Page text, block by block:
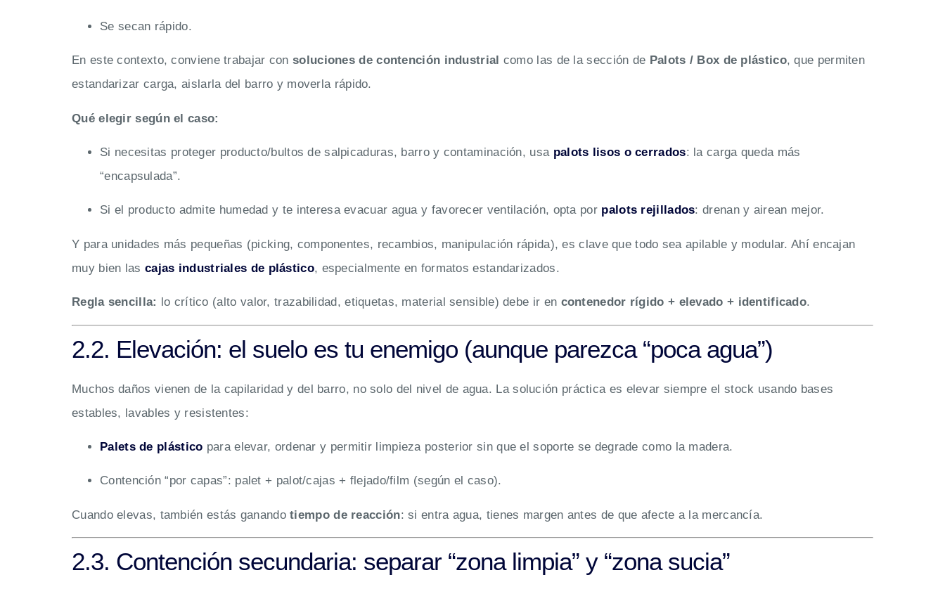
Se secan rápido.
En este contexto, conviene trabajar con soluciones de contención industrial como las de la sección de Palots / Box de plástico, que permiten
estandarizar carga, aislarla del barro y moverla rápido.
Qué elegir según el caso:
Si necesitas proteger producto/bultos de salpicaduras, barro y contaminación, usa palots lisos o cerrados: la carga queda más
“encapsulada”.
Si el producto admite humedad y te interesa evacuar agua y favorecer ventilación, opta por palots rejillados: drenan y airean mejor.
Y para unidades más pequeñas (picking, componentes, recambios, manipulación rápida), es clave que todo sea apilable y modular. Ahí encajan
muy bien las cajas industriales de plástico, especialmente en formatos estandarizados.
Regla sencilla: lo crítico (alto valor, trazabilidad, etiquetas, material sensible) debe ir en contenedor rígido + elevado + identificado.
2.2. Elevación: el suelo es tu enemigo (aunque parezca “poca agua”)
Muchos daños vienen de la capilaridad y del barro, no solo del nivel de agua. La solución práctica es elevar siempre el stock usando bases
estables, lavables y resistentes:
Palets de plástico para elevar, ordenar y permitir limpieza posterior sin que el soporte se degrade como la madera.
Contención “por capas”: palet + palot/cajas + flejado/film (según el caso).
Cuando elevas, también estás ganandotiempo de reacción: si entra agua, tienes margen antes de que afecte a la mercancía.
2.3. Contención secundaria: separar “zona limpia” y “zona sucia”